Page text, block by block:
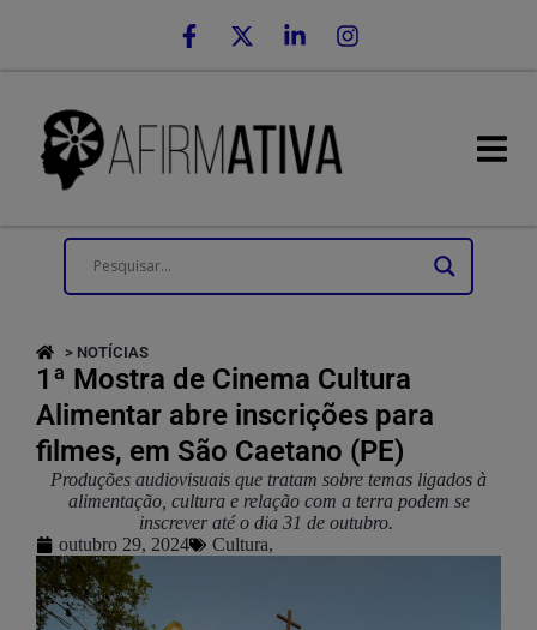
> NOTÍCIAS
1ª Mostra de Cinema Cultura
Alimentar abre inscrições para
filmes, em São Caetano (PE)
Produções audiovisuais que tratam sobre temas ligados à
alimentação, cultura e relação com a terra podem se
inscrever até o dia 31 de outubro.
outubro 29, 2024
Cultura,